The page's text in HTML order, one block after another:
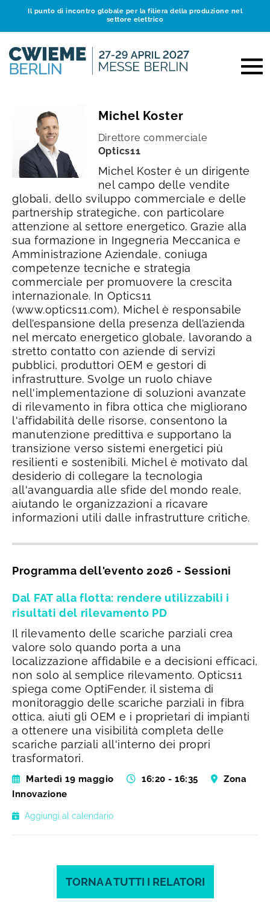
Il punto di incontro globale per la filiera della produzione nel
settore elettrico
Michel Koster
Direttore commerciale
Optics11
Michel Koster è un dirigente
nel campo delle vendite
globali, dello sviluppo commerciale e delle
partnership strategiche, con particolare
attenzione al settore energetico. Grazie alla
sua formazione in Ingegneria Meccanica e
Amministrazione Aziendale, coniuga
competenze tecniche e strategia
commerciale per promuovere la crescita
internazionale. In Optics11
(www.optics11.com), Michel è responsabile
dell’espansione della presenza dell’azienda
nel mercato energetico globale, lavorando a
stretto contatto con aziende di servizi
pubblici, produttori OEM e gestori di
infrastrutture. Svolge un ruolo chiave
nell'implementazione di soluzioni avanzate
di rilevamento in fibra ottica che migliorano
l'affidabilità delle risorse, consentono la
manutenzione predittiva e supportano la
transizione verso sistemi energetici più
resilienti e sostenibili. Michel è motivato dal
desiderio di collegare la tecnologia
all'avanguardia alle sfide del mondo reale,
aiutando le organizzazioni a ricavare
informazioni utili dalle infrastrutture critiche.
Programma dell'evento 2026 - Sessioni
Dal FAT alla flotta: rendere utilizzabili i
risultati del rilevamento PD
Il rilevamento delle scariche parziali crea
valore solo quando porta a una
localizzazione affidabile e a decisioni efficaci,
non solo al semplice rilevamento. Optics11
spiega come OptiFender, il sistema di
monitoraggio delle scariche parziali in fibra
ottica, aiuti gli OEM e i proprietari di impianti
a ottenere una visibilità completa delle
scariche parziali all'interno dei propri
trasformatori.
Martedì 19 maggio 16:20 - 16:35
Zona
Innovazione
Aggiungi al calendario
TORNA A TUTTI I RELATORI